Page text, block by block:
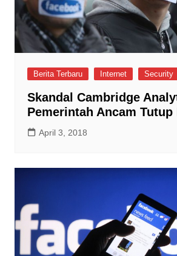
Berita Terbaru Internet Security
Skandal Cambridge
Pemerintah Ancam Tutup
April 3, 2018